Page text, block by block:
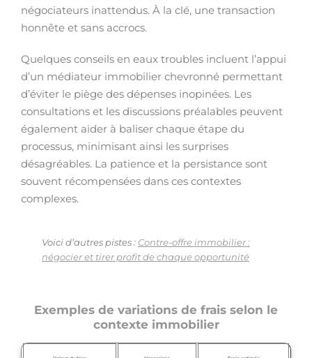
négociateurs inattendus. À la clé, une transaction
honnête et sans accrocs.
Quelques conseils en eaux troubles incluent l’appui
d’un médiateur immobilier chevronné permettant
d’éviter le piège des dépenses inopinées. Les
consultations et les discussions préalables peuvent
également aider à baliser chaque étape du
processus, minimisant ainsi les surprises
désagréables. La patience et la persistance sont
souvent récompensées dans ces contextes
complexes.
Voici d’autres pistes : Contre-offre immobilier :
négocier et tirer profit de chaque opportunité
Exemples de variations de frais selon le
contexte immobilier